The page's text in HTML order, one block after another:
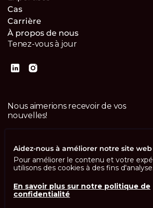
Cas
Carrière
À propos de nous
Tenez-vous à jour
Nous aimerions recevoir de vos
nouvelles!
Imprint
Aidez-nous à améliorer notre site web
Pour améliorer le contenu et votre
utilisons des cookies à des fins d'analyse.
En savoir plus sur notre politique de
confidentialité